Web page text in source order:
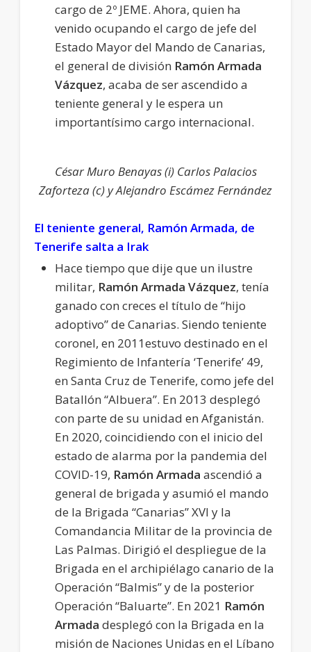
cargo de 2º JEME. Ahora, quien ha
venido ocupando el cargo de jefe del
Estado Mayor del Mando de Canarias,
el general de división Ramón Armada
Vázquez, acaba de ser ascendido a
teniente general y le espera un
importantísimo cargo internacional.
César Muro Benayas (i) Carlos Palacios
Zaforteza (c) y Alejandro Escámez Fernández
El teniente general, Ramón Armada, de
Tenerife salta a Irak
Hace tiempo que dije que un ilustre
militar, Ramón Armada Vázquez, tenía
ganado con creces el título de “hijo
adoptivo” de Canarias. Siendo teniente
coronel, en 2011estuvo destinado en el
Regimiento de Infantería ‘Tenerife’ 49,
en Santa Cruz de Tenerife, como jefe del
Batallón “Albuera”. En 2013 desplegó
con parte de su unidad en Afganistán.
En 2020, coincidiendo con el inicio del
estado de alarma por la pandemia del
COVID-19, Ramón Armada ascendió a
general de brigada y asumió el mando
de la Brigada “Canarias” XVI y la
Comandancia Militar de la provincia de
Las Palmas. Dirigió el despliegue de la
Brigada en el archipiélago canario de la
Operación “Balmis” y de la posterior
Operación “Baluarte”. En 2021 Ramón
Armada desplegó con la Brigada en la
misión de Naciones Unidas en el Líbano